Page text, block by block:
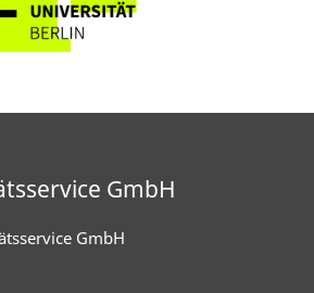
GmbH
GmbH